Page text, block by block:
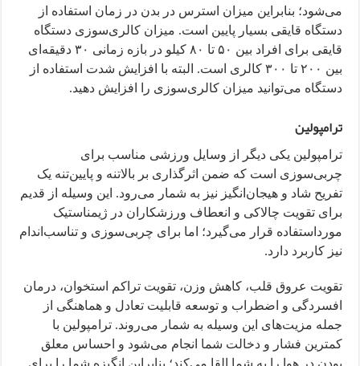
می‌شود؛ بنابراین میزان استرس در بدن در زمان استفاده از
دستگاه قایقی بسیار پایین است. میزان کالری‌سوزی دستگاه
قایقی برای افراد بین ۵۰ تا ۸۰ کیلو در بازه زمانی ۳۰ دقیقه‌ای
بین ۲۰۰ تا ۳۰۰ کالری است. البته با افزایش شدت استفاده از
دستگاه می‌توانید میزان کالری‌سوزی را افزایش دهید.
ترامپولین
ترامپولین یکی دیگر از وسایل ورزشی مناسب برای
چربی‌سوزی است که ضمن اثرگذاری بر بالاتنه و پایین‌تنه یک
تفریح شاد و هیجان‌انگیز نیز به شمار می‌رود. این وسیله از قدیم
برای تقویت چالاکی و انعطاف ورزشکاران در ژیمناستیک
مورداستفاده قرار می‌گیرد؛ اما برای چربی‌سوزی و تناسب‌اندام
نیز کاربرد دارد.
تقویت عروق قلب، کاهش وزن، تقویت تراکم استخوان، درمان
افسردگی و اضطراب و توسعه قابلیت تعادل و هماهنگی از
جمله مزیت‌های این وسیله به شمار می‌روند. ترامپولین با
کمترین فشار و دخالت شما انجام می‌شود و احساس معلق
بودن در هوا را به شما القا می‌کند؛ بنابراین انگیزه شما را برای